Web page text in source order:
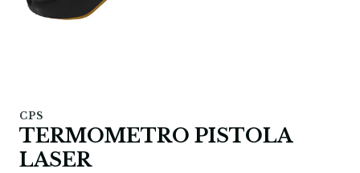
CPS
TERMOMETRO PISTOLA
LASER